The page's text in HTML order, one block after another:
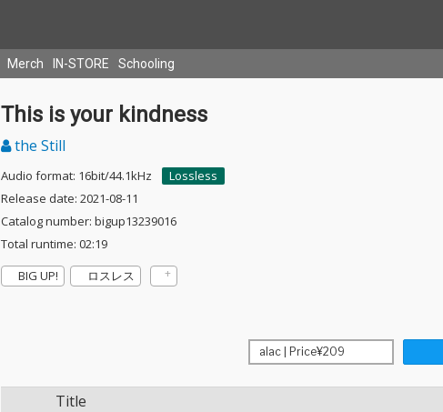
Merch IN-STORE Schooling
This is your kindness
the Still
Audio format: 16bit/44.1kHz
Lossless
Release date: 2021-08-11
Catalog number: bigup13239016
Total runtime: 02:19
BIG UP!
ロスレス
Title